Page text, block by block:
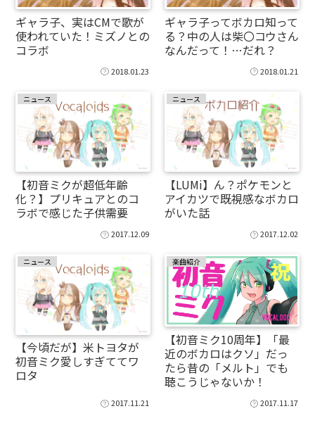
ギャラ子、実はCMで歌が
使われていた！ミズノとの
コラボ
2018.01.23
ギャラ子ってボカロ知って
る？中の人は柴〇コウさん
なんだって！…だれ？
2018.01.21
ニュース
【初音ミクが超低年齢
化？】プリキュアとのコ
ラボで感じた子供需要
2017.12.09
ニュース
【LUMi】ん？ポケモンと
アイカツで既視感なボカロ
がいた話
2017.12.02
ニュース
【今頃だが】米トヨタが
初音ミク愛しすぎててワ
ロタ
2017.11.21
楽曲紹介
【初音ミク10周年】「最
近のボカロはクソ」だっ
たら昔の「メルト」でも
聴こうじゃないか！
2017.11.17